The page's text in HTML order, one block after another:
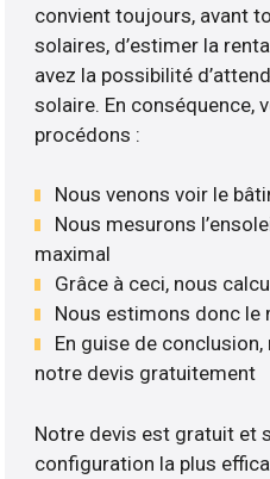
convient toujours, avant
solaires, d’estimer la
avez la possibilité
solaire. En conséquence,
procédons :
Nous venons voir le
Nous mesurons
maximal
Grâce à ceci, nous
Nous estimons donc le
En guise de
notre devis gratuitement
Notre devis est gratuit et
configuration la plus